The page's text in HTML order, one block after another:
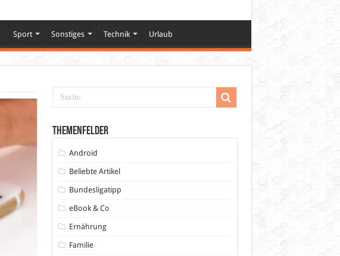
Sport Sonstiges Technik Urlaub
Themenfelder
Android
Beliebte Artikel
Bundesligatipp
eBook & Co
Ernährung
Familie